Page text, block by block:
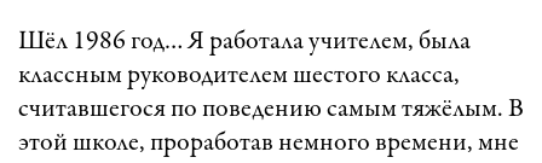
Шёл 1986 год… Я работала учителем, была
классным руководителем шестого класса,
считавшегося по поведению самым тяжёлым. В
этой школе, проработав немного времени, мне